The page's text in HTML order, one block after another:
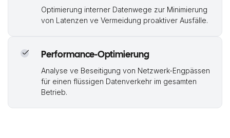
Optimierung interner Datenwege zur Minimierung
von Latenzen ve Vermeidung proaktiver Ausfälle.
Performance-Optimierung
Analyse ve Beseitigung von Netzwerk-Engpässen
für einen flüssigen Datenverkehr im gesamten
Betrieb.